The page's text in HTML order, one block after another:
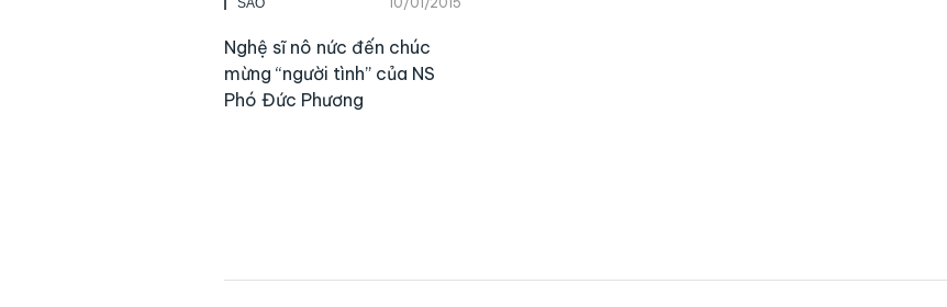
Nghệ sĩ nô nức đến chúc
mừng “người tình” của NS
Phó Đức Phương